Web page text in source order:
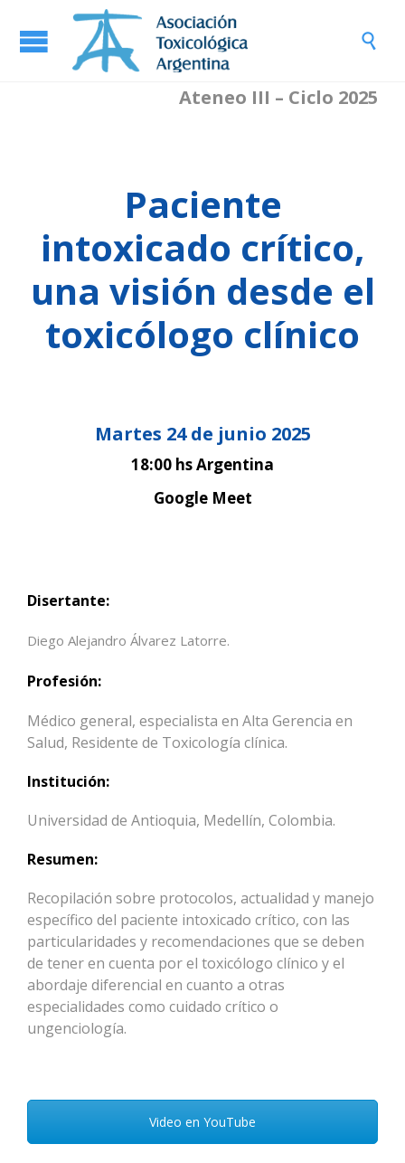

Ateneo III – Ciclo 2025
Paciente
intoxicado crítico,
una visión desde el
toxicólogo clínico
Martes 24 de junio 2025
18:00 hs Argentina
Google Meet
Disertante:
Diego Alejandro Álvarez Latorre.
Profesión:
Médico general, especialista en Alta Gerencia en
Salud, Residente de Toxicología clínica.
Institución:
Universidad de Antioquia, Medellín, Colombia.
Resumen:
Recopilación sobre protocolos, actualidad y manejo
específico del paciente intoxicado crítico, con las
particularidades y recomendaciones que se deben
de tener en cuenta por el toxicólogo clínico y el
abordaje diferencial en cuanto a otras
especialidades como cuidado crítico o
ungenciología.
Video en YouTube